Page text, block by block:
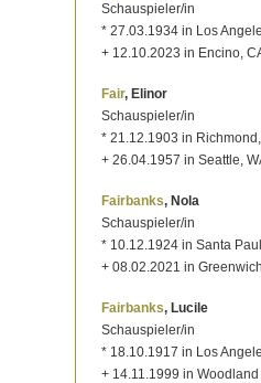
Schauspieler/in
* 27.03.1934 in Los
+ 12.10.2023 in Encino,
Fair, Elinor
Schauspieler/in
* 21.12.1903 in
+ 26.04.1957 in Seattle,
Fairbanks, Nola
Schauspieler/in
* 10.12.1924 in Santa
+ 08.02.2021 in
Fairbanks, Lucile
Schauspieler/in
* 18.10.1917 in Los
+ 14.11.1999 in